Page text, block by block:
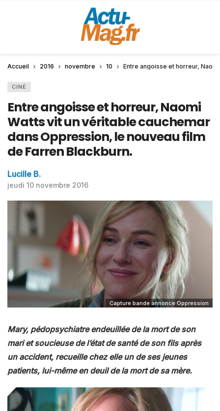
Accueil 2016 novembre 10 Entre angoisse et horreur,
CINÉ
Entre angoisse et horreur, Naomi
Watts vit un véritable cauchemar
dans Oppression, le nouveau film
de Farren Blackburn.
Lucille B.
jeudi 10 novembre 2016
Capture bande annonce Oppression
Mary, pédopsychiatre endeuillée de la mort de son
mari et soucieuse de l’état de santé de son fils après
un accident, recueille chez elle un de ses jeunes
patients, lui-même en deuil de la mort de sa mère.